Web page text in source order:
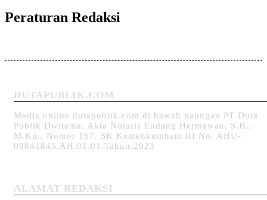
Peraturan Redaksi
DUTAPUBLIK.COM
Media online dutapublik.com di bawah naungan PT Duta
Publik Dwitama. Akta Notaris Endang Hermawan, S.H.,
M.Kn., Nomor 167. SK Kemenkumham RI No. AHU-
00841845.AH.01.01.Tahun.2023
ALAMAT REDAKSI